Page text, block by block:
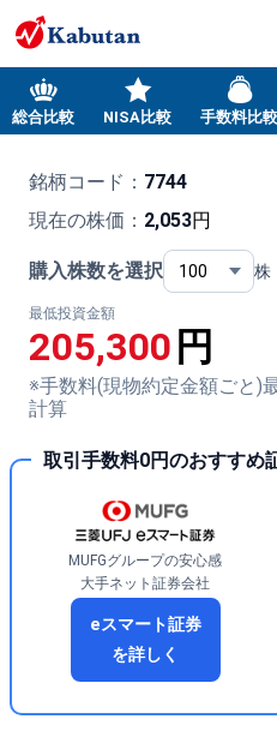
総合比較 NISA比較 手数料比較
銘柄コード： 7744
現在の株価： 2,053円
購入株数を選択 株
最低投資金額
205,300 円
※手数料(現物約定金額ごと)
計算
取引手数料0円のおすすめ
MUFGグループの安心感
大手ネット証券会社
eスマート証券
を詳しく